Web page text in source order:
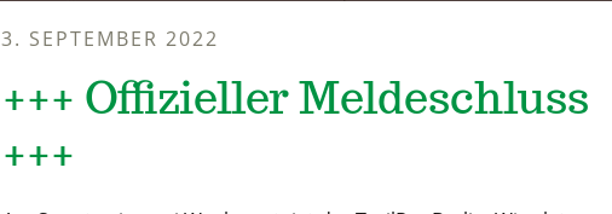
3. SEPTEMBER 2022
+++ Offizieller Meldeschluss
+++